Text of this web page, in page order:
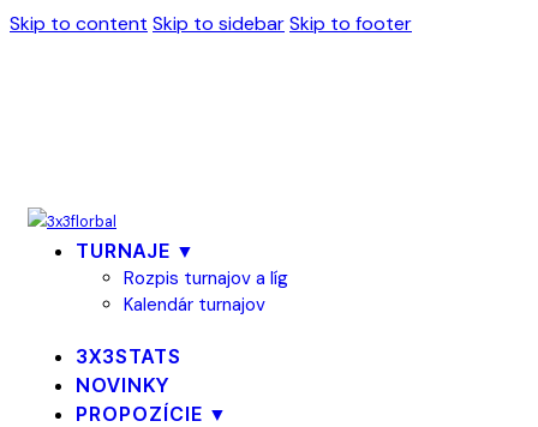
Skip to content Skip to sidebarSkip to footer
TURNAJE ▼
Rozpis turnajov a líg
Kalendár turnajov
3X3STATS
NOVINKY
PROPOZÍCIE ▼